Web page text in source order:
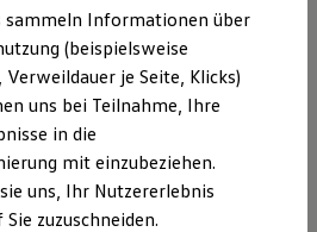
für
der VolkswagenSoftware
und deren Beschäftigte.
herunterladen
sammeln Informationen über
(beispielsweise
je Seite, Klicks)
uns bei Teilnahme, Ihre
in die
mit einzubeziehen.
uns, Ihr Nutzererlebnis
zuzuschneiden.